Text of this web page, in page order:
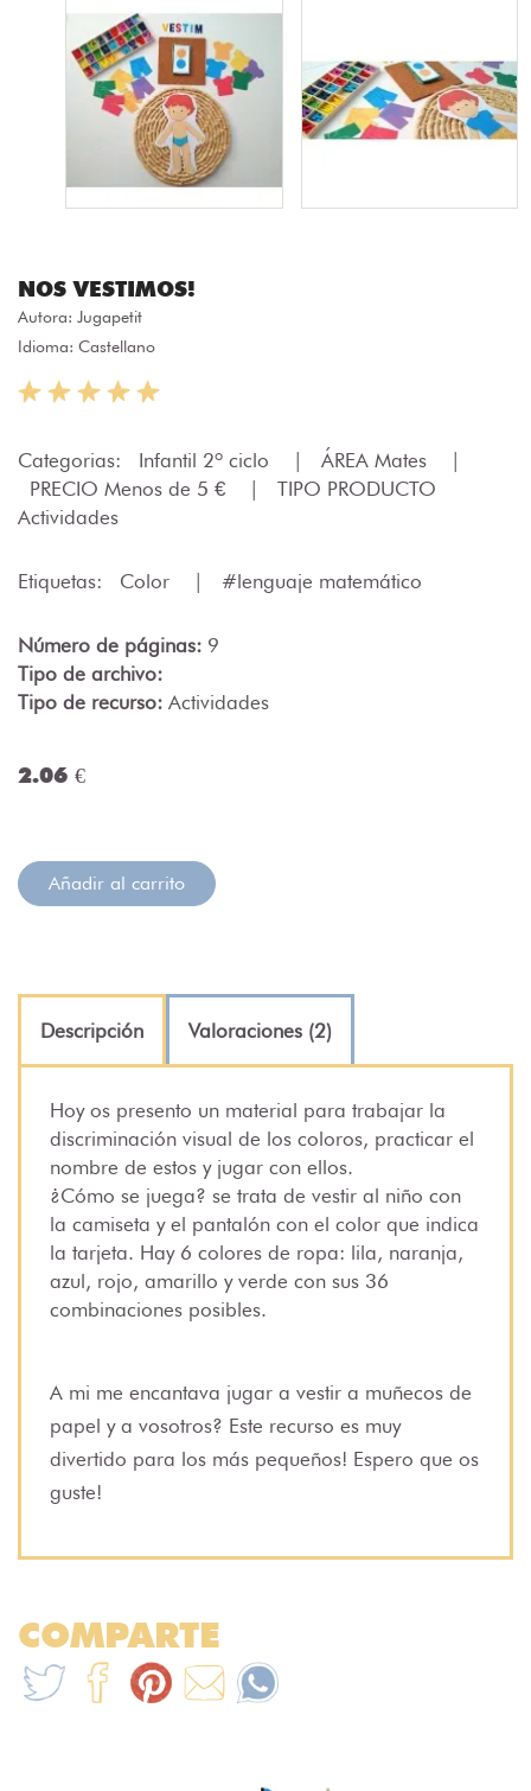
NOS VESTIMOS!
Autora: Jugapetit
Idioma: Castellano
Categorias: Infantil 2º ciclo ÁREA Mates
PRECIO Menos de 5 €
TIPO PRODUCTO
Actividades
Etiquetas: Color #lenguaje matemático
Número de páginas: 9
Tipo de archivo:
Tipo de recurso: Actividades
2.06 €
Añadir al carrito
Descripción Valoraciones (2)
Hoy os presento un material para trabajar la
discriminación visual de los coloros, practicar el
nombre de estos y jugar con ellos.
¿Cómo se juega? se trata de vestir al niño con
la camiseta y el pantalón con el color que indica
la tarjeta. Hay 6 colores de ropa: lila, naranja,
azul, rojo, amarillo y verde con sus 36
combinaciones posibles.
A mi me encantava jugar a vestir a muñecos de
papel y a vosotros? Este recurso es muy
divertido para los más pequeños! Espero que os
guste!
COMPARTE